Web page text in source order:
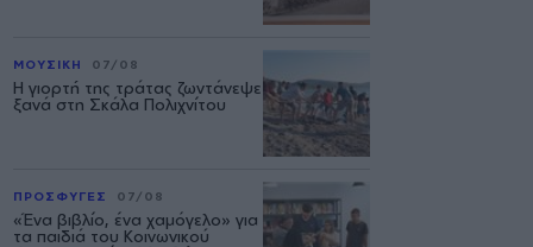
ΜΟΥΣΙΚΗ 07/08
Η γιορτή της τράτας ζωντάνεψε
ξανά στη Σκάλα Πολιχνίτου
ΠΡΟΣΦΥΓΕΣ 07/08
«Ένα βιβλίο, ένα χαμόγελο» για
τα παιδιά του Κοινωνικού